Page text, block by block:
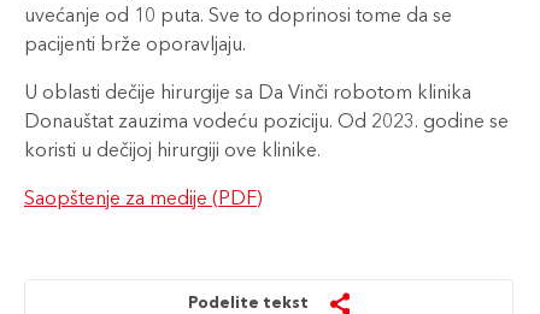
uvećanje od 10 puta. Sve to doprinosi tome da se
pacijenti brže oporavljaju.
U oblasti dečije hirurgije sa Da Vinči robotom klinika
Donauštat zauzima vodeću poziciju. Od 2023. godine se
koristi u dečijoj hirurgiji ove klinike.
Saopštenje za medije (PDF)
Podelite tekst